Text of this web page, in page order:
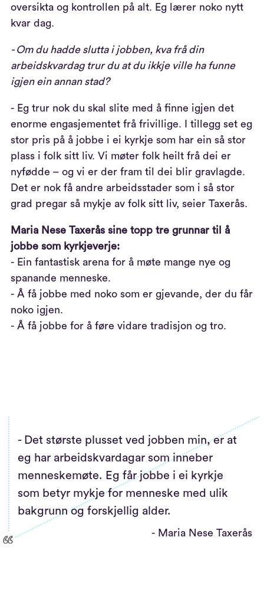
oversikta og kontrollen på alt. Eg lærer noko nytt
kvar dag.
- Om du hadde slutta i jobben, kva frå din
arbeidskvardag trur du at du ikkje ville ha funne
igjen ein annan stad?
- Eg trur nok du skal slite med å finne igjen det
enorme engasjementet frå frivillige. I tillegg set eg
stor pris på å jobbe i ei kyrkje som har ein så stor
plass i folk sitt liv. Vi møter folk heilt frå dei er
nyfødde – og vi er der fram til dei blir gravlagde.
Det er nok få andre arbeidsstader som i så stor
grad pregar så mykje av folk sitt liv, seier Taxerås.
Maria Nese Taxerås sine topp tre grunnar til å
jobbe som kyrkjeverje:
- Ein fantastisk arena for å møte mange nye og
spanande menneske.
- Å få jobbe med noko som er gjevande, der du får
noko igjen.
- Å få jobbe for å føre vidare tradisjon og tro.
- Det største plusset ved jobben min, er at
eg har arbeidskvardagar som inneber
menneskemøte. Eg får jobbe i ei kyrkje
som betyr mykje for menneske med ulik
bakgrunn og forskjellig alder.
- Maria Nese Taxerås